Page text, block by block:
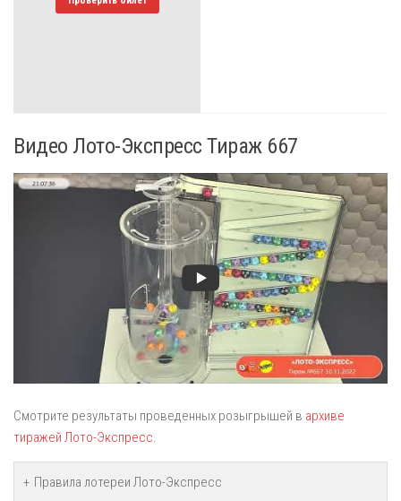
Видео Лото-Экспресс Тираж 667
Смотрите результаты проведенных розыгрышей в архиве
тиражей Лото-Экспресс.
Правила лотереи Лото-Экспресс